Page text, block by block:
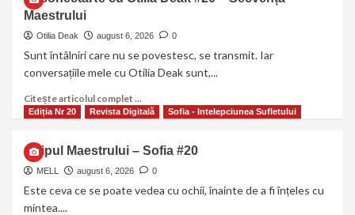
Maestrului
Otilia Deak august 6, 2026 0
Sunt întâlniri care nu se povestesc, se transmit. Iar
conversațiile mele cu Otilia Deak sunt,...
Citește articolul complet ...
Ediția Nr 20 Revista Digitală Sofia - Intelepciunea Sufletului
Chipul Maestrului – Sofia #20
MELL august 6, 2026 0
Este ceva ce se poate vedea cu ochii, înainte de a fi înțeles cu
mintea....